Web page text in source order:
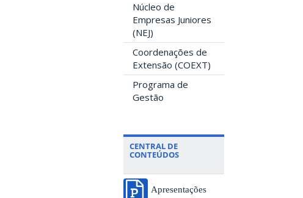
Núcleo de
Empresas Juniores
(NEJ)
Coordenações de
Extensão (COEXT)
Programa de
Gestão
CENTRAL DE
CONTEÚDOS
Apresentações